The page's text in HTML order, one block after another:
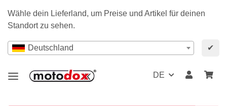
Wähle dein Lieferland, um Preise und Artikel für deinen
Standort zu sehen.
Deutschland ✔
DE